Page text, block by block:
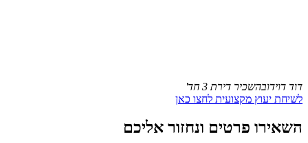
דוד דוידובהשכיר דירת 3 חד'
לשיחת יעוץ מקצועית לחצו כאן
השאירו פרטים ונחזור אליכם